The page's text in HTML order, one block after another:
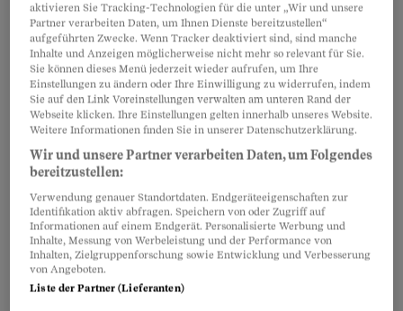
Geld erhalten aber auch die Ärzte. Fast alle
Labors zahlen ihnen nämlich fünf bis zehn
Franken pro Analyseauftrag, wie die
Konsumentenzeitschrift «Saldo», gestützt auf
Informationen eines Brancheninsiders,
berichtet. Ein Hausarzt aus dem Kanton Zürich
habe bestätigt, dass er pro Testauftrag fünf
Franken von der Laborkette Unilabs erhalte. Als
Gegenleistung schicke seine Praxis die Daten
des Auftrags elektronisch ans Labor, etwa die
Personalien des Patienten und die Angaben, was
untersucht werden müsse.
aktivieren Sie Tracking-Technologien für die unter „Wir und unsere
Partner verarbeiten Daten, um Ihnen Dienste bereitzustellen“
aufgeführten Zwecke. Wenn Tracker deaktiviert sind, sind manche
Inhalte und Anzeigen möglicherweise nicht mehr so relevant für Sie.
Sie können dieses Menü jederzeit wieder aufrufen, um Ihre
Einstellungen zu ändern oder Ihre Einwilligung zu widerrufen, indem
Sie auf den Link Voreinstellungen verwalten am unteren Rand der
Webseite klicken. Ihre Einstellungen gelten innerhalb unseres Website.
Weitere Informationen finden Sie in unserer Datenschutzerklärung.
Wir und unsere Partner verarbeiten Daten, um Folgendes
bereitzustellen:
Verwendung genauer Standortdaten. Endgeräteeigenschaften zur
Identifikation aktiv abfragen. Speichern von oder Zugriff auf
Informationen auf einem Endgerät. Personalisierte Werbung und
Inhalte, Messung von Werbeleistung und der Performance von
Inhalten, Zielgruppenforschung sowie Entwicklung und Verbesserung
von Angeboten.
Liste der Partner (Lieferanten)